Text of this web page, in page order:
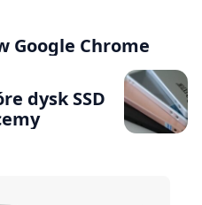
Google Chrome
dysk SSD